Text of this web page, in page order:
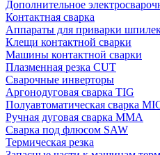
Дополнительное
Контактная сварка
Аппараты для приварки
Клещи контактной сварки
Машины контактной сварки
Плазменная резка CUT
Сварочные инверторы
Аргонодуговая сварка TIG
Полуавтоматическая сварка
Ручная дуговая сварка MMA
Сварка под флюсом SAW
Термическая резка